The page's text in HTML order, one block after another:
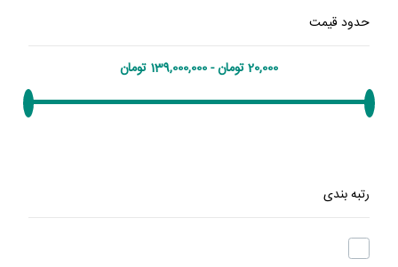
حدود قیمت
رتبه بندی